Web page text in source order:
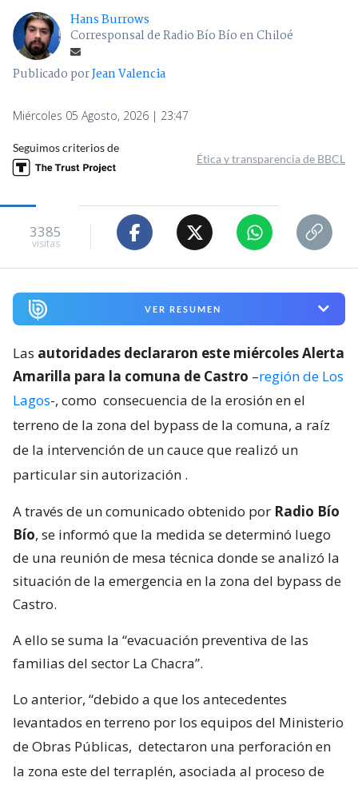
Hans Burrows
Corresponsal de Radio Bío Bío en Chiloé
Publicado porJean Valencia
Miércoles 05 Agosto, 2026 | 23:47
Seguimos criterios de
Ética y transparencia de BBCL
3385
visitas
VER RESUMEN
Las autoridades declararon este miércoles Alerta
Amarilla para la comuna de Castro –región de Los
Lagos-, como consecuencia de la erosión en el
terreno de la zona del bypass de la comuna, a raíz
de la intervención de un cauce que realizó un
particular sin autorización .
A través de un comunicado obtenido por Radio Bío
Bío, se informó que la medida se determinó luego
de una reunión de mesa técnica donde se analizó la
situación de la emergencia en la zona del bypass de
Castro.
A ello se suma la “evacuación preventiva de las
familias del sector La Chacra”.
Lo anterior, “debido a que los antecedentes
levantados en terreno por los equipos del Ministerio
de Obras Públicas, detectaron una perforación en
la zona este del terraplén, asociada al proceso de